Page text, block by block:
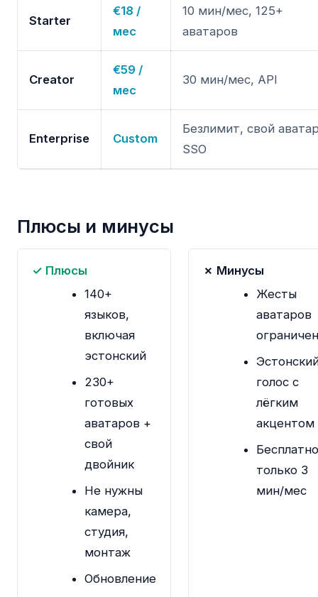
Starter
€18 /
мес
10 мин/мес, 125+
аватаров
Creator
€59 /
мес
30 мин/мес, API
Enterprise Custom
Безлимит, свой
SSO
Плюсы и минусы
✓ Плюсы
140+
языков,
включая
эстонский
230+
готовых
аватаров +
свой
двойник
Не нужны
камера,
студия,
монтаж
Обновление
✗ Минусы
Жесты
аватаров
голос с
лёгким
акцентом
Бесплатно
только 3
мин/мес